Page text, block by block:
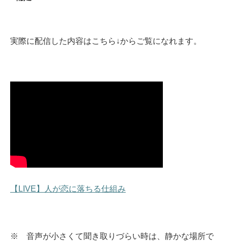
実際に配信した内容はこちら↓からご覧になれます。
【LIVE】人が恋に落ちる仕組み
※ 音声が小さくて聞き取りづらい時は、静かな場所で